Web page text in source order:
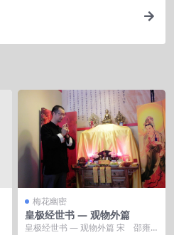
梅花幽密
皇极经世书 — 观物外篇
皇极经世书 — 观物外篇 宋 邵雍